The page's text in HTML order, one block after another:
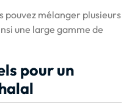
pouvez mélanger plusieurs
une large gamme de
pour un